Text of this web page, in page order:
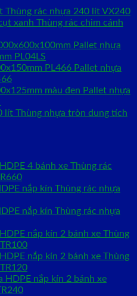
Thùng rác nhựa 240 lít VX240
Thùng rác chim cánh
Pallet nhựa
PL04LS
Pallet nhựa
Pallet nhựa
Thùng nhựa tròn dung tích
Thùng rác
Thùng rác nhựa
Thùng rác nhựa
Thùng
Thùng